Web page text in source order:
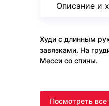
Описание и
Худи с длинным
завязками. На
Месси со спины.
Посмотреть